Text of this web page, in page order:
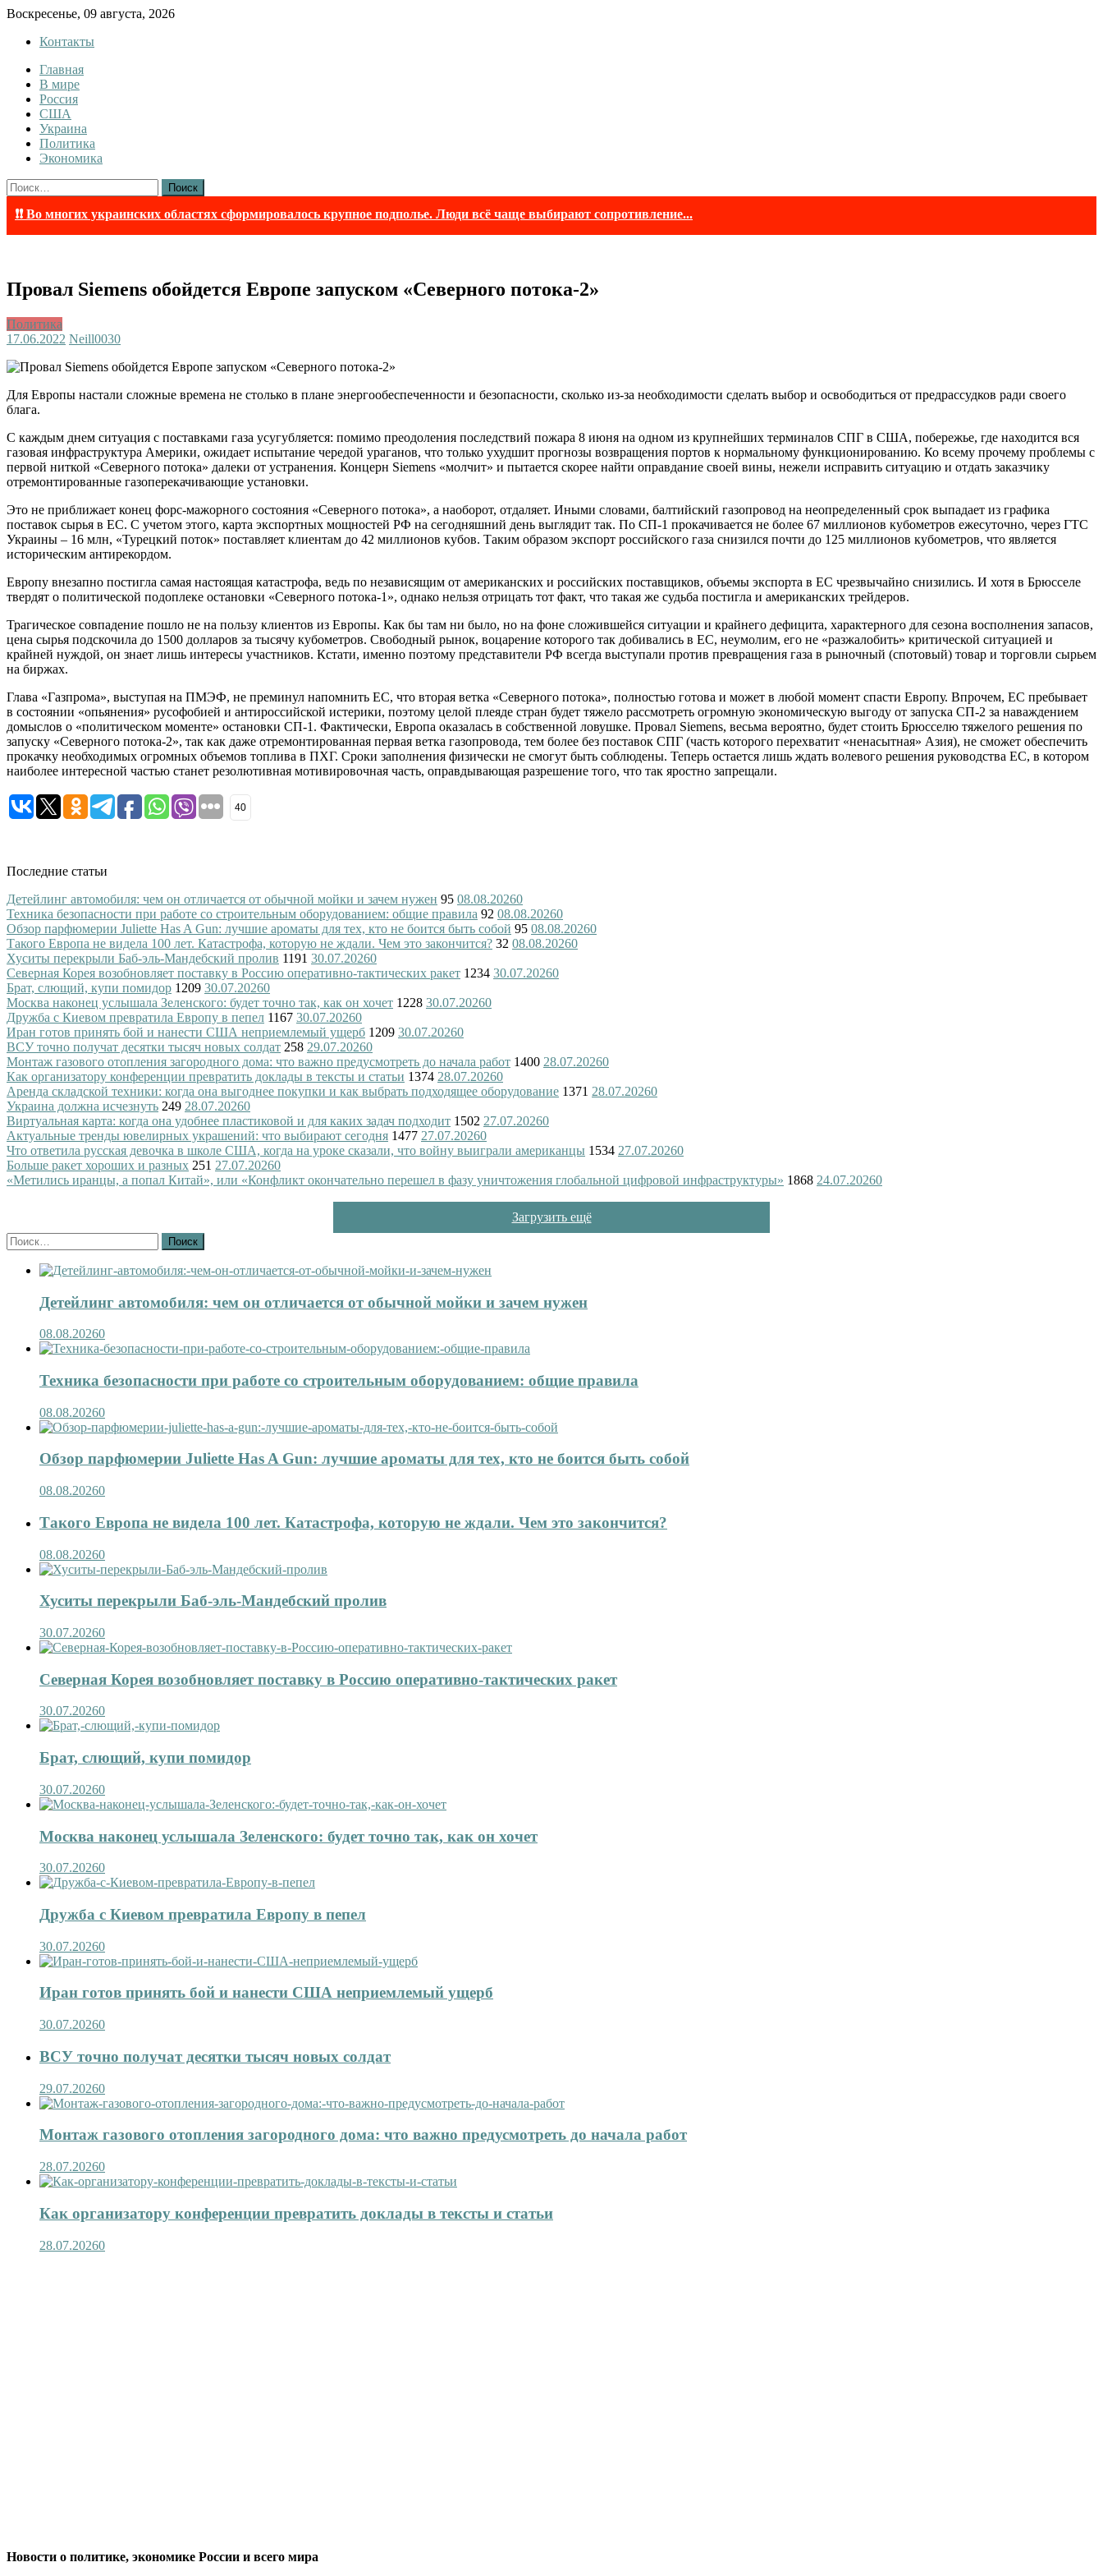
Skip
content
Воскресенье, 09 августа, 2026
Контакты
Tewi
Tewi — Новости
Главная
В мире
Россия
США
Украина
Политика
Экономика
Найти:
❗❗ Во многих украинских областях сформировалось крупное подполье. Люди всё чаще выбирают сопротивление...
Провал Siemens обойдется Европе запуском «Северного потока-2»
Политика
17.06.2022 Neill0030
Для Европы настали сложные времена не столько в плане энергообеспеченности и безопасности, сколько из-за необходимости сделать выбор и освободиться от предрассудков ради своего
блага.
С каждым днем ситуация с поставками газа усугубляется: помимо преодоления последствий пожара 8 июня на одном из крупнейших терминалов СПГ в США, побережье, где находится вся
газовая инфраструктура Америки, ожидает испытание чередой ураганов, что только ухудшит прогнозы возвращения портов к нормальному функционированию. Ко всему прочему проблемы с
первой ниткой «Северного потока» далеки от устранения. Концерн Siemens «молчит» и пытается скорее найти оправдание своей вины, нежели исправить ситуацию и отдать заказчику
отремонтированные газоперекачивающие установки.
Это не приближает конец форс-мажорного состояния «Северного потока», а наоборот, отдаляет. Иными словами, балтийский газопровод на неопределенный срок выпадает из графика
поставок сырья в ЕС. С учетом этого, карта экспортных мощностей РФ на сегодняшний день выглядит так. По СП-1 прокачивается не более 67 миллионов кубометров ежесуточно, через ГТС
Украины – 16 млн, «Турецкий поток» поставляет клиентам до 42 миллионов кубов. Таким образом экспорт российского газа снизился почти до 125 миллионов кубометров, что является
историческим антирекордом.
Европу внезапно постигла самая настоящая катастрофа, ведь по независящим от американских и российских поставщиков, объемы экспорта в ЕС чрезвычайно снизились. И хотя в Брюсселе
твердят о политической подоплеке остановки «Северного потока-1», однако нельзя отрицать тот факт, что такая же судьба постигла и американских трейдеров.
Трагическое совпадение пошло не на пользу клиентов из Европы. Как бы там ни было, но на фоне сложившейся ситуации и крайнего дефицита, характерного для сезона восполнения запасов,
цена сырья подскочила до 1500 долларов за тысячу кубометров. Свободный рынок, воцарение которого так добивались в ЕС, неумолим, его не «разжалобить» критической ситуацией и
крайней нуждой, он знает лишь интересы участников. Кстати, именно поэтому представители РФ всегда выступали против превращения газа в рыночный (спотовый) товар и торговли сырьем
на биржах.
Глава «Газпрома», выступая на ПМЭФ, не преминул напомнить ЕС, что вторая ветка «Северного потока», полностью готова и может в любой момент спасти Европу. Впрочем, ЕС пребывает
в состоянии «опьянения» русофобией и антироссийской истерики, поэтому целой плеяде стран будет тяжело рассмотреть огромную экономическую выгоду от запуска СП-2 за наваждением
домыслов о «политическом моменте» остановки СП-1. Фактически, Европа оказалась в собственной ловушке. Провал Siemens, весьма вероятно, будет стоить Брюсселю тяжелого решения по
запуску «Северного потока-2», так как даже отремонтированная первая ветка газопровода, тем более без поставок СПГ (часть которого перехватит «ненасытная» Азия), не сможет обеспечить
прокачку необходимых огромных объемов топлива в ПХГ. Сроки заполнения физически не смогут быть соблюдены. Теперь остается лишь ждать волевого решения руководства ЕС, в котором
наиболее интересной частью станет резолютивная мотивировочная часть, оправдывающая разрешение того, что так яростно запрещали.
40
Последние статьи
Детейлинг автомобиля: чем он отличается от обычной мойки и зачем нужен 95 08.08.20260
Техника безопасности при работе со строительным оборудованием: общие правила 92 08.08.20260
Обзор парфюмерии Juliette Has A Gun: лучшие ароматы для тех, кто не боится быть собой 95 08.08.20260
Такого Европа не видела 100 лет. Катастрофа, которую не ждали. Чем это закончится? 32 08.08.20260
Хуситы перекрыли Баб-эль-Мандебский пролив 1191 30.07.20260
Северная Корея возобновляет поставку в Россию оперативно-тактических ракет 1234 30.07.20260
Брат, слющий, купи помидор 1209 30.07.20260
Москва наконец услышала Зеленского: будет точно так, как он хочет 1228 30.07.20260
Дружба с Киевом превратила Европу в пепел 1167 30.07.20260
Иран готов принять бой и нанести США неприемлемый ущерб 1209 30.07.20260
ВСУ точно получат десятки тысяч новых солдат 258 29.07.20260
Монтаж газового отопления загородного дома: что важно предусмотреть до начала работ 1400 28.07.20260
Как организатору конференции превратить доклады в тексты и статьи 1374 28.07.20260
Аренда складской техники: когда она выгоднее покупки и как выбрать подходящее оборудование 1371 28.07.20260
Украина должна исчезнуть 249 28.07.20260
Виртуальная карта: когда она удобнее пластиковой и для каких задач подходит 1502 27.07.20260
Актуальные тренды ювелирных украшений: что выбирают сегодня 1477 27.07.20260
Что ответила русская девочка в школе США, когда на уроке сказали, что войну выиграли американцы 1534 27.07.20260
Больше ракет хороших и разных 251 27.07.20260
«Метились иранцы, а попал Китай», или «Конфликт окончательно перешел в фазу уничтожения глобальной цифровой инфраструктуры» 1868 24.07.20260
Загрузить ещё
Найти:
Детейлинг автомобиля: чем он отличается от обычной мойки и зачем нужен
08.08.20260
Техника безопасности при работе со строительным оборудованием: общие правила
08.08.20260
Обзор парфюмерии Juliette Has A Gun: лучшие ароматы для тех, кто не боится быть собой
08.08.20260
Такого Европа не видела 100 лет. Катастрофа, которую не ждали. Чем это закончится?
08.08.20260
Хуситы перекрыли Баб-эль-Мандебский пролив
30.07.20260
Северная Корея возобновляет поставку в Россию оперативно-тактических ракет
30.07.20260
Брат, слющий, купи помидор
30.07.20260
Москва наконец услышала Зеленского: будет точно так, как он хочет
30.07.20260
Дружба с Киевом превратила Европу в пепел
30.07.20260
Иран готов принять бой и нанести США неприемлемый ущерб
30.07.20260
ВСУ точно получат десятки тысяч новых солдат
29.07.20260
Монтаж газового отопления загородного дома: что важно предусмотреть до начала работ
28.07.20260
Как организатору конференции превратить доклады в тексты и статьи
28.07.20260
Новости о политике, экономике России и всего мира